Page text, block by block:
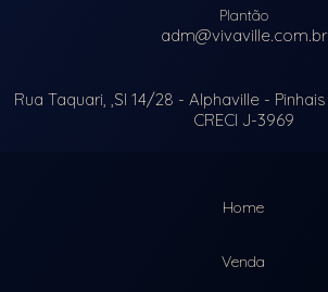
Plantão
adm@vivaville.com.br
Rua Taquari, ,Sl 14/28 - Alphaville - Pinhais
CRECI J-3969
Home
Venda